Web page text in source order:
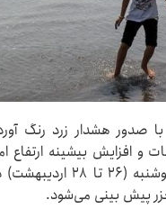
صدور هشدار زرد رنگ
ساحل از شنبه
پیش بینی می‌شود.